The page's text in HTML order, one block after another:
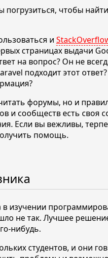
погрузиться, чтобы
и
страницах выдачи
на вопрос? Он не
подходит этот
форумы, но и
и сообществ есть своя
Если вы вежливы,
помощь.
изучении
не так. Лучшее
нибудь.
студентов, и они